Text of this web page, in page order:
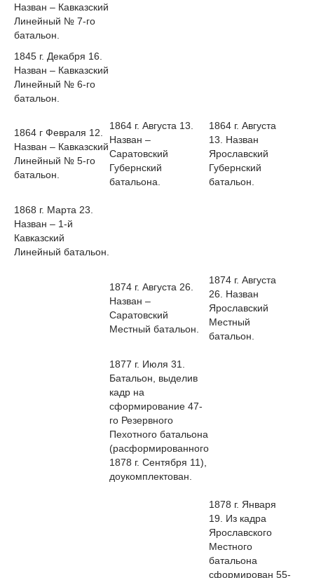
Назван – Кавказский
Линейный № 7-го
батальон.
1845 г. Декабря 16.
Назван – Кавказский
Линейный № 6-го
батальон.
1864 г Февраля 12.
Назван – Кавказский
Линейный № 5-го
батальон.
1864 г. Августа 13.
Назван –
Саратовский
Губернский
батальона.
1864 г. Августа
13. Назван
Ярославский
Губернский
батальон.
1868 г. Марта 23.
Назван – 1-й
Кавказский
Линейный батальон.
1874 г. Августа 26.
Назван –
Саратовский
Местный батальон.
1874 г. Августа
26. Назван
Ярославский
Местный
батальон.
1877 г. Июля 31.
Батальон, выделив
кадр на
сформирование 47-
го Резервного
Пехотного батальона
(расформированного
1878 г. Сентября 11),
доукомплектован.
1878 г. Января
19. Из кадра
Ярославского
Местного
батальона
сформирован 55-